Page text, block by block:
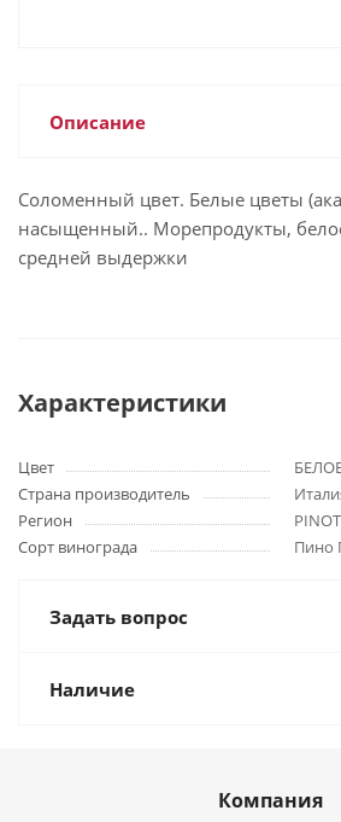
Описание
Соломенный цвет. Белые цветы
насыщенный.. Морепродукты,
средней выдержки
Характеристики
Цвет
Страна производитель
Регион
Сорт винограда
Пино
Задать вопрос
Наличие
Компания